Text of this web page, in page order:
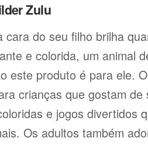
Zulu
cara do seu filho brilha
e colorida, um animal
este produto é para ele.
crianças que gostam de
e jogos divertidos
Os adultos também